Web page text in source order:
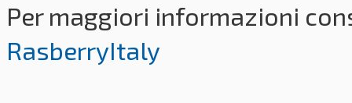
Per maggiori informazioni
RasberryItaly